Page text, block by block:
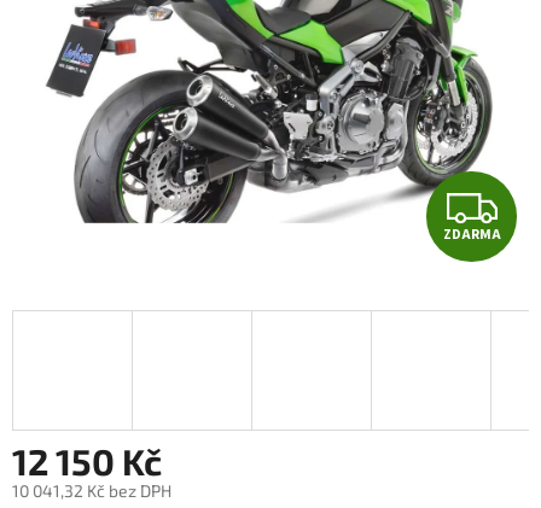
Z
D
A
ZDARMA
12 150 Kč
10 041,32 Kč bez DPH